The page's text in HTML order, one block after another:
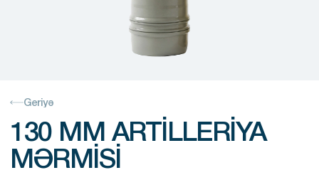
Geriyə
130 MM ARTILLERIYA
MƏRMISI